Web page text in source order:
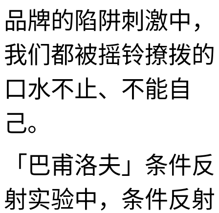
品牌的陷阱刺激中，
我们都被摇铃撩拨的
口水不止、不能自
己。
「巴甫洛夫」条件反
射实验中，条件反射